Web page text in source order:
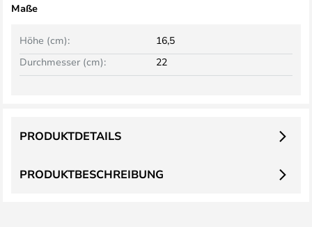
Maße
Höhe (cm):
16,5
Durchmesser (cm):
22
PRODUKTBESCHREIBUNG
PRODUKTDETAILS